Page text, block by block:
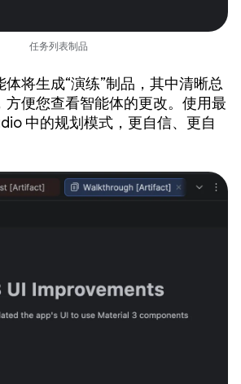
任务列表制品
将生成“演练”制品，其中清晰总
方便您查看智能体的更改。使用最
中的规划模式，更自信、更自